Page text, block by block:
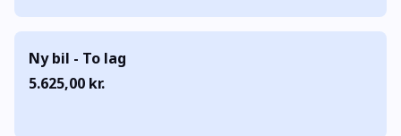
Ny bil - To lag
5.625,00 kr.